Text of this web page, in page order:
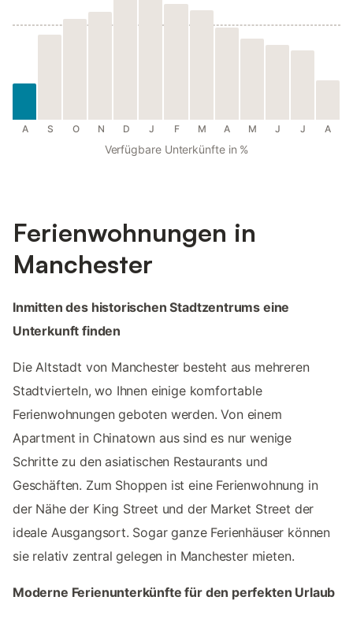
A S O N D J F M A M J J A
Verfügbare Unterkünfte in %
Ferienwohnungen in
Manchester
Inmitten des historischen Stadtzentrums eine
Unterkunft finden
Die Altstadt von Manchester besteht aus mehreren
Stadtvierteln, wo Ihnen einige komfortable
Ferienwohnungen geboten werden. Von einem
Apartment in Chinatown aus sind es nur wenige
Schritte zu den asiatischen Restaurants und
Geschäften. Zum Shoppen ist eine Ferienwohnung in
der Nähe der King Street und der Market Street der
ideale Ausgangsort. Sogar ganze Ferienhäuser können
sie relativ zentral gelegen in Manchester mieten.
Moderne Ferienunterkünfte für den perfekten Urlaub